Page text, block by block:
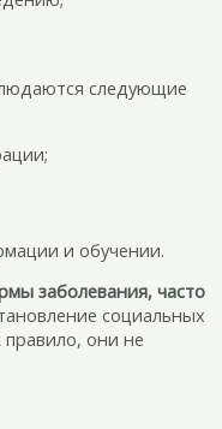
следующие
и обучении.
заболевания, часто
социальных
правило, они не